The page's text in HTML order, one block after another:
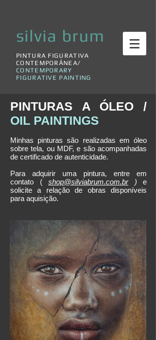
silvia brum
PINTURA FIGURATIVA
CONTEMPORÂNEA/
CONTEMPORARY
FIGURATIVE PAINTING
PINTURAS A ÓLEO /
OIL PAINTINGS
Minhas pinturas são realizadas em óleo
sobre tela, ou MDF, e são acompanhadas
de certificado de autenticidade.
Para adquirir uma pintura, entre em
contato ( shop@silviabrum.com.br)
e
solicite a relação de obras disponíveis
para aquisição.